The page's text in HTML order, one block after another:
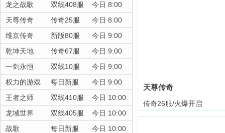
龙之战歌
双线408服
今日 8:00
天尊传奇
传奇25服
今日 8:00
维京传奇
新版80服
今日 9:00
乾坤天地
传奇67服
今日 9:00
一剑永恒
双线10服
今日 9:00
权力的游戏
每日新服
今日 9:00
王者之师
双线410服
今日 10:00
龙域世界
双线405服
今日 10:00
战歌
每日新服
今日 10:00
天尊传奇
传奇26服/火爆开启